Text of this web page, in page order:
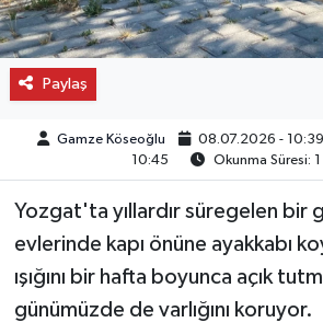
Paylaş
Gamze Köseoğlu 08.07.2026 - 10:39
10:45
Okunma Süresi: 1
Yozgat'ta yıllardır süregelen bir
evlerinde kapı önüne ayakkabı
ışığını bir hafta boyunca açık
günümüzde de varlığını koruyor.